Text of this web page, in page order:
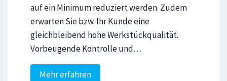
auf ein Minimum reduziert werden. Zudem
erwarten Sie bzw. Ihr Kunde eine
gleichbleibend hohe Werkstückqualität.
Vorbeugende Kontrolle und…
Mehr erfahrenI